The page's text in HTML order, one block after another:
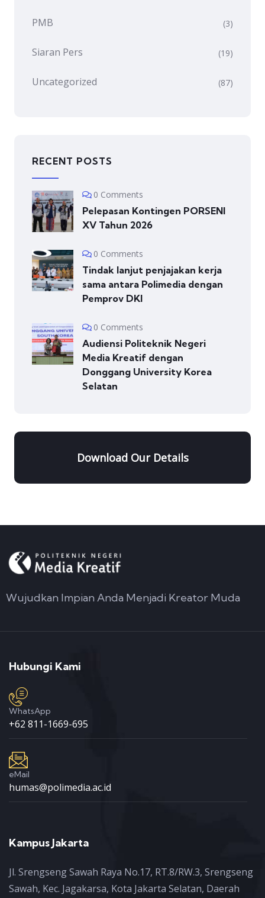
PMB (3)
Siaran Pers (19)
Uncategorized (87)
RECENT POSTS
0 Comments
Pelepasan Kontingen PORSENI
XV Tahun 2026
0 Comments
Tindak lanjut penjajakan kerja
sama antara Polimedia dengan
Pemprov DKI
0 Comments
Audiensi Politeknik Negeri
Media Kreatif dengan
Donggang University Korea
Selatan
Download Our Details
Wujudkan Impian Anda Menjadi Kreator Muda
Hubungi Kami
WhatsApp
+62 811-1669-695
eMail
humas@polimedia.ac.id
Kampus Jakarta
Jl. Srengseng Sawah Raya No.17, RT.8/RW.3, Srengseng
Sawah, Kec. Jagakarsa, Kota Jakarta Selatan, Daerah